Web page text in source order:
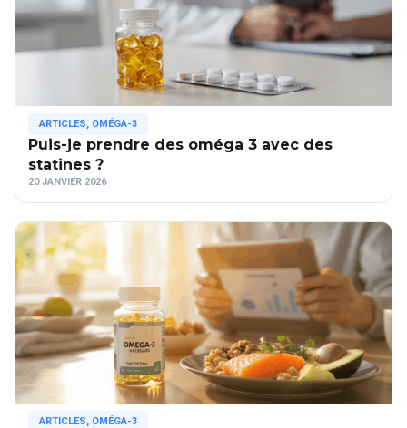
ARTICLES, OMÉGA-3
Puis-je prendre des oméga 3 avec des
statines ?
20 JANVIER 2026
ARTICLES, OMÉGA-3